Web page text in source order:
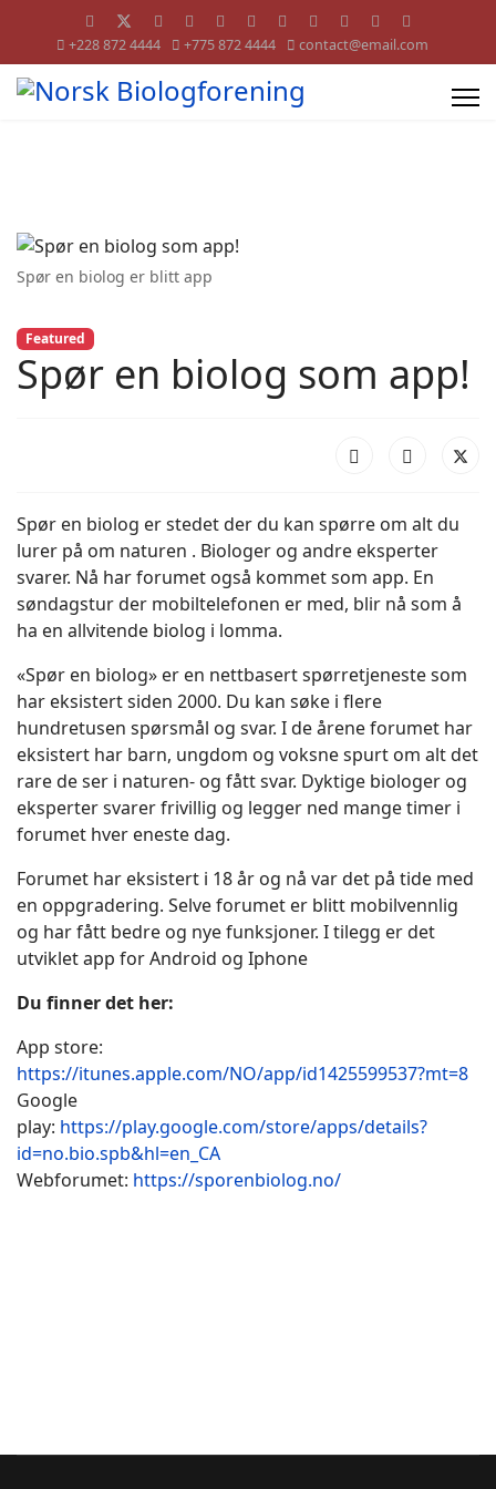
+228 872 4444 +775 872 4444 contact@email.com
Spør en biolog er blitt app
Featured
Spør en biolog som app!
Spør en biolog er stedet der du kan spørre om alt du
lurer på om naturen . Biologer og andre eksperter
svarer. Nå har forumet også kommet som app. En
søndagstur der mobiltelefonen er med, blir nå som å
ha en allvitende biolog i lomma.
«Spør en biolog» er en nettbasert spørretjeneste som
har eksistert siden 2000. Du kan søke i flere
hundretusen spørsmål og svar. I de årene forumet har
eksistert har barn, ungdom og voksne spurt om alt det
rare de ser i naturen- og fått svar. Dyktige biologer og
eksperter svarer frivillig og legger ned mange timer i
forumet hver eneste dag.
Forumet har eksistert i 18 år og nå var det på tide med
en oppgradering. Selve forumet er blitt mobilvennlig
og har fått bedre og nye funksjoner. I tilegg er det
utviklet app for Android og Iphone
Du finner det her:
App store:
https://itunes.apple.com/NO/app/id1425599537?mt=8
Google
play: https://play.google.com/store/apps/details?
id=no.bio.spb&hl=en_CA
Webforumet: https://sporenbiolog.no/